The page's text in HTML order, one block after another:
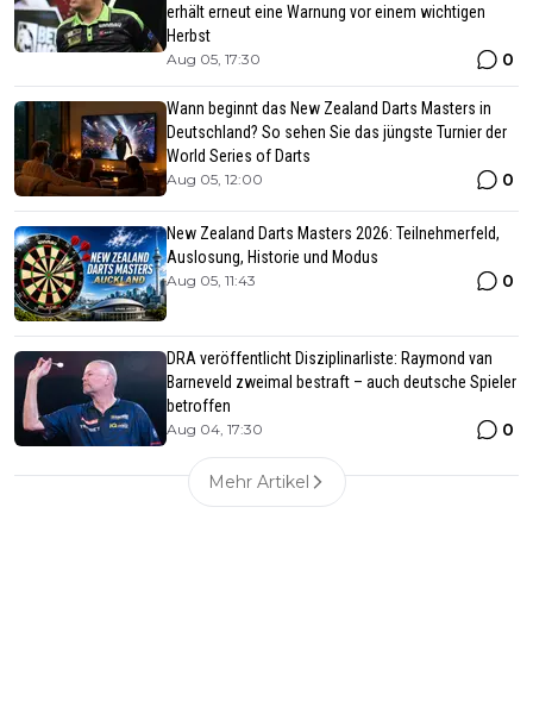
erhält erneut eine Warnung vor einem wichtigen
Herbst
Aug 05, 17:30 0
Wann beginnt das New Zealand Darts Masters in
Deutschland? So sehen Sie das jüngste Turnier der
World Series of Darts
Aug 05, 12:00 0
New Zealand Darts Masters 2026: Teilnehmerfeld,
Auslosung, Historie und Modus
Aug 05, 11:43 0
DRA veröffentlicht Disziplinarliste: Raymond van
Barneveld zweimal bestraft – auch deutsche Spieler
betroffen
Aug 04, 17:30 0
Mehr Artikel